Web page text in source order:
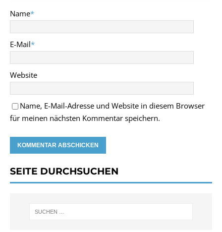
Name*
E-Mail*
Website
Name, E-Mail-Adresse und Website in diesem Browser
für meinen nächsten Kommentar speichern.
SEITE DURCHSUCHEN